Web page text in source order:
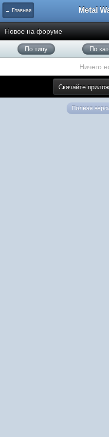
← Главная Metal
Новое на форуме
По типу По
Ничего
Скачайте
Полная